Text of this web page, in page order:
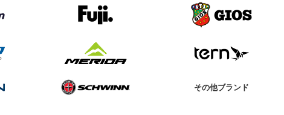
その他ブランド